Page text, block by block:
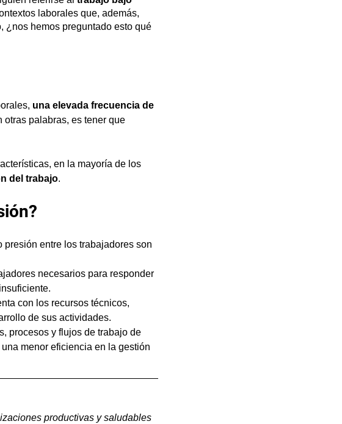
laborales que, además,
¿nos hemos preguntado esto qué
una elevada frecuencia de
otras palabras, es tener que
en la mayoría de los
del trabajo.
entre los trabajadores son
necesarios para responder
con los recursos técnicos,
de sus actividades.
procesos y flujos de trabajo de
menor eficiencia en la gestión
productivas y saludables